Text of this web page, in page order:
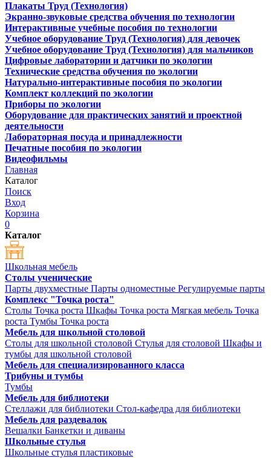
Плакаты Труд (Технология)
Экранно-звуковые средства обучения по технологии
Интерактивные учебные пособия по технологии
Учебное оборудование Труд (Технология) для девочек
Учебное оборудование Труд (Технология) для мальчиков
Цифровые лаборатории и датчики по экологии
Технические средства обучения по экологии
Натурально-интерактивные пособия по экологии
Комплект коллекций по экологии
Приборы по экологии
Оборудование для практических занятий и проектной
деятельности
Лабораторная посуда и принадлежности
Печатные пособия по экологии
Видеофильмы
Главная
Каталог
Поиск
Вход
Корзина
0
Каталог
Школьная мебель
Столы ученические
Парты двухместные Парты одноместные Регулируемые парты
Комплекс "Точка роста"
Столы Точка роста Шкафы Точка роста Мягкая мебель Точка
роста Тумбы Точка роста
Мебель для школьной столовой
Столы для школьной столовой Стулья для столовой Шкафы и
тумбы для школьной столовой
Мебель для специализированного класса
Трибуны и тумбы
Тумбы
Мебель для библиотеки
Стеллажи для библиотеки Стол-кафедра для библиотеки
Мебель для раздевалок
Вешалки Банкетки и диваны
Школьные стулья
Школьные стулья пластиковые